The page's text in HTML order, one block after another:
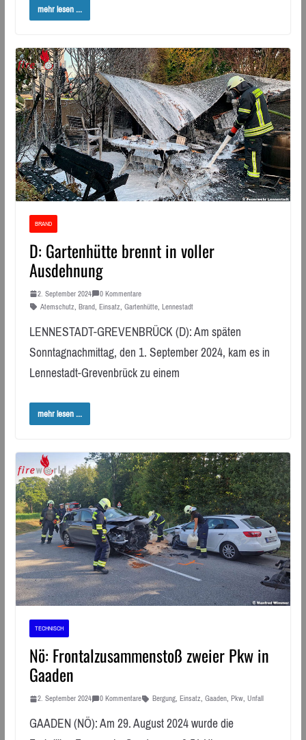
mehr lesen ...
BRAND
D: Gartenhütte brennt in voller
Ausdehnung
2. September 2024
0 Kommentare
Atemschutz, Brand, Einsatz, Gartenhütte, Lennestadt
LENNESTADT-GREVENBRÜCK (D): Am späten
Sonntagnachmittag, den 1. September 2024, kam es in
Lennestadt-Grevenbrück zu einem
mehr lesen ...
TECHNISCH
Nö: Frontalzusammenstoß zweier Pkw in
Gaaden
2. September 2024 0 Kommentare Bergung, Einsatz, Gaaden, Pkw, Unfall
GAADEN (NÖ): Am 29. August 2024 wurde die